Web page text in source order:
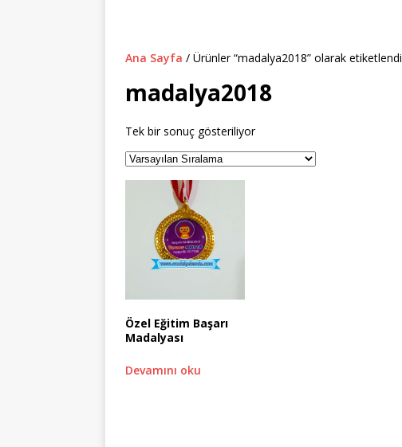
Ana Sayfa / Ürünler “madalya2018” olarak etiketlendi
madalya2018
Tek bir sonuç gösteriliyor
Özel Eğitim Başarı
Madalyası
Devamını oku